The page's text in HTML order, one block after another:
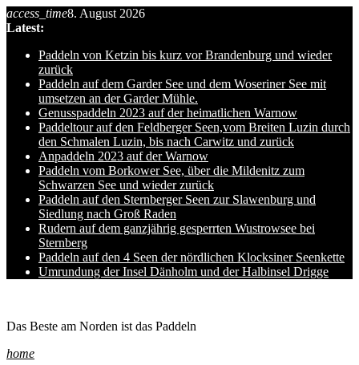
Skip
to
content
access_time8. August 2026
Latest:
Paddeln von Ketzin bis kurz vor Brandenburg und wieder
zurück
Paddeln auf dem Garder See und dem Woseriner See mit
umsetzen an der Garder Mühle.
Genusspaddeln 2023 auf der heimatlichen Warnow
Paddeltour auf den Feldberger Seen,vom Breiten Luzin durch
den Schmalen Luzin, bis nach Carwitz und zurück
Anpaddeln 2023 auf der Warnow
Paddeln vom Borkower See, über die Mildenitz zum
Schwarzen See und wieder zurück
Paddeln auf den Sternberger Seen zur Slawenburg und
Siedlung nach Groß Raden
Rudern auf dem ganzjährig gesperrten Wustrowsee bei
Sternberg
Paddeln auf den 4 Seen der nördlichen Klocksiner Seenkette
Umrundung der Insel Dänholm und der Halbinsel Drigge
Das Beste am Norden ist das Paddeln
home